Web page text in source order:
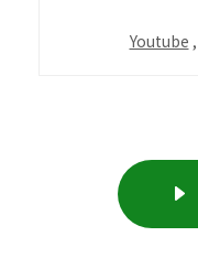
Youtube ,